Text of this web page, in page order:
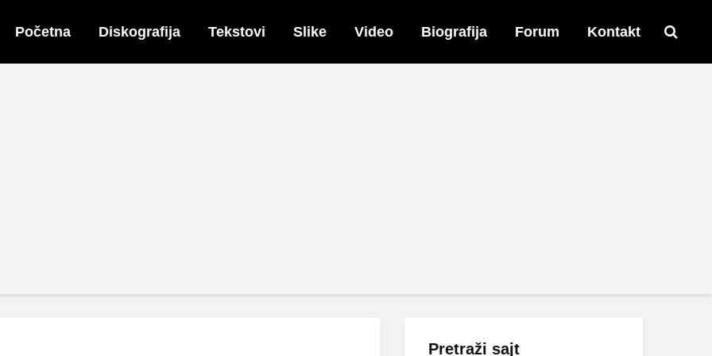
Početna Diskografija Tekstovi Slike Video Biografija Forum Kontakt
Pretraži sajt